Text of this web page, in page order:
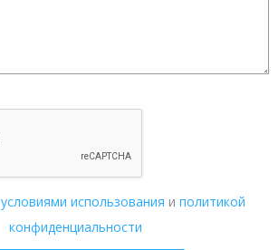
условиями использования и политикой
конфиденциальности